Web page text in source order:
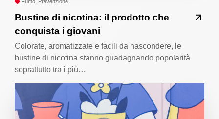
Fumo, Prevenzione
Bustine di nicotina: il prodotto che
conquista i giovani
Colorate, aromatizzate e facili da nascondere, le
bustine di nicotina stanno guadagnando popolarità
soprattutto tra i più…